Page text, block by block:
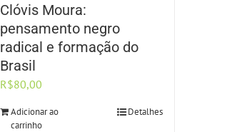
Clóvis Moura:
pensamento negro
radical e formação do
Brasil
R$80,00
Adicionar ao
carrinho
Detalhes